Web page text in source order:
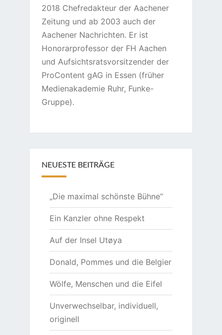
2018 Chefredakteur der Aachener
Zeitung und ab 2003 auch der
Aachener Nachrichten. Er ist
Honorarprofessor der FH Aachen
und Aufsichtsratsvorsitzender der
ProContent gAG in Essen (früher
Medienakademie Ruhr, Funke-
Gruppe).
NEUESTE BEITRÄGE
„Die maximal schönste Bühne“
Ein Kanzler ohne Respekt
Auf der Insel Utøya
Donald, Pommes und die Belgier
Wölfe, Menschen und die Eifel
Unverwechselbar, individuell,
originell